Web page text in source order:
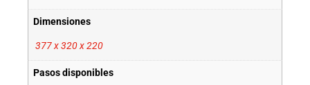
Dimensiones
377 x 320 x 220
Pasos disponibles